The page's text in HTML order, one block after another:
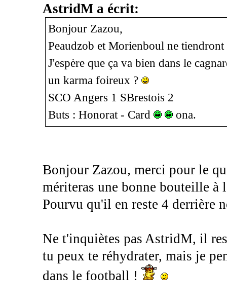
AstridM a écrit:
Bonjour Zazou,
Peaudzob et Morienboul ne tiendront
J'espère que ça va bien dans le
un karma foireux ?
SCO Angers 1 SBrestois 2
Buts : Honorat - Card
ona.
Bonjour Zazou, merci pour le
mériteras une bonne bouteille
Pourvu qu'il en reste 4 derrière
Ne t'inquiètes pas AstridM, il
tu peux te réhydrater, mais je
dans le football !